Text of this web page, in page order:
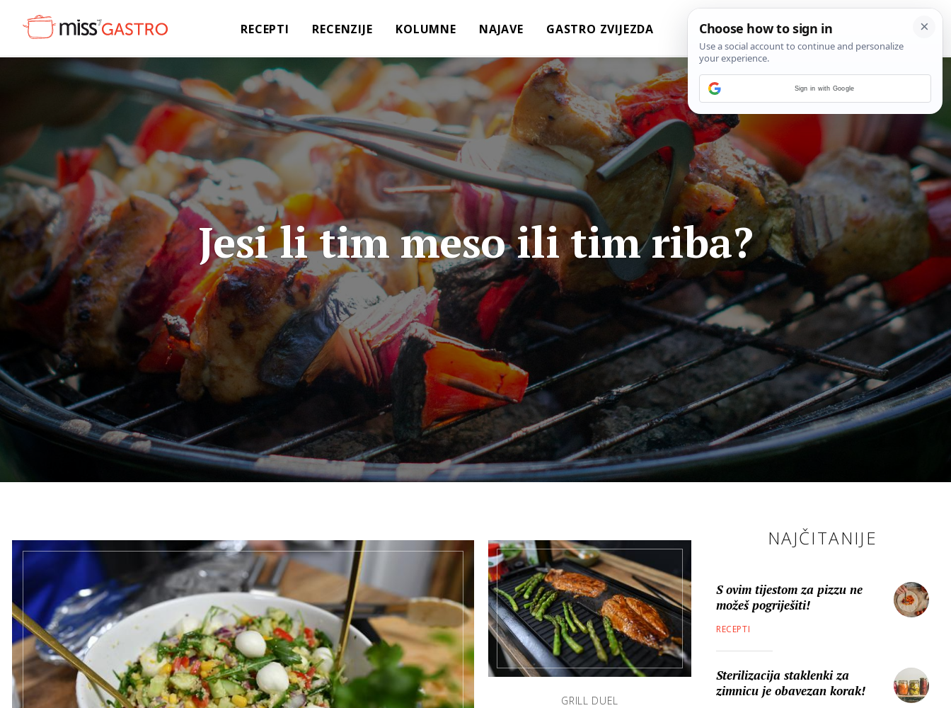
RECEPTI RECENZIJE KOLUMNE NAJAVE GASTRO ZVIJEZDA
Jesi li tim meso ili tim riba?
GRILL DUEL
NAJČITANIJE
S ovim tijestom za pizzu ne
možeš pogriješiti!
RECEPTI
Sterilizacija staklenki za
zimnicu je obavezan korak!
Sign in with Google